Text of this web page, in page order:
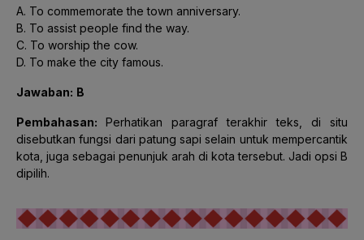
A. To commemorate the town anniversary.
B. To assist people find the way.
C. To worship the cow.
D. To make the city famous.
Jawaban: B
Pembahasan: Perhatikan paragraf terakhir teks, di situ
disebutkan fungsi dari patung sapi selain untuk mempercantik
kota, juga sebagai penunjuk arah di kota tersebut. Jadi opsi B
dipilih.